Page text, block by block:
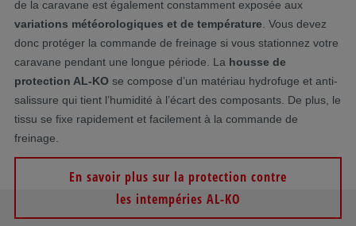
de la caravane est également constamment exposée aux
variations météorologiques et de température . Vous devez
donc protéger la commande de freinage si vous stationnez votre
caravane pendant une longue période. La housse de
protection AL-KO se compose d’un matériau hydrofuge et anti-
salissure qui tient l’humidité à l’écart des composants. De plus, le
tissu se fixe rapidement et facilement à la commande de
freinage.
En savoir plus sur la protection contre
les intempéries AL-KO